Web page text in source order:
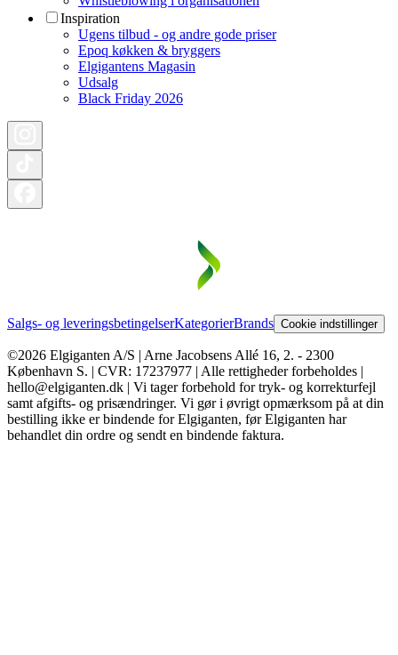
Inspiration
Ugens tilbud - og andre gode priser
Epoq køkken & bryggers
Elgigantens Magasin
Udsalg
Black Friday 2026
Salgs- og leveringsbetingelserKategorierBrands Cookie indstillinger
©2026 Elgiganten A/S | Arne Jacobsens Allé 16, 2. - 2300
København S. | CVR: 17237977 | Alle rettigheder forbeholdes |
hello@elgiganten.dk | Vi tager forbehold for tryk- og korrekturfejl
samt afgifts- og prisændringer. Vi gør i øvrigt opmærksom på at din
bestilling ikke er bindende for Elgiganten, før Elgiganten har
behandlet din ordre og sendt en bindende faktura.